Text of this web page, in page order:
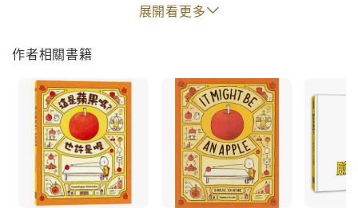
要認識自己、了解自己最後喜歡上自己這一個獨一無二
的存在，這是一件多麼不容易的事啊！
認識自己，就能找到自己喜歡而擅長的事。
了解自己，才能一步步建造出夢想中的生活。
展開看更多
作者相關書籍